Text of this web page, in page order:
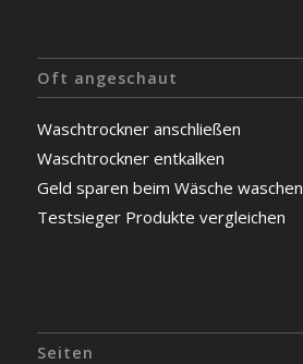
Oft angeschaut
Waschtrockner anschließen
Waschtrockner entkalken
Geld sparen beim Wäsche waschen
Testsieger Produkte vergleichen
Seiten